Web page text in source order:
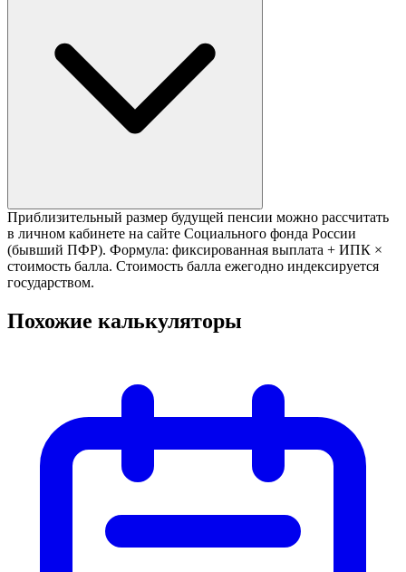
Приблизительный размер будущей пенсии можно рассчитать
в личном кабинете на сайте Социального фонда России
(бывший ПФР). Формула: фиксированная выплата + ИПК ×
стоимость балла. Стоимость балла ежегодно индексируется
государством.
Похожие калькуляторы